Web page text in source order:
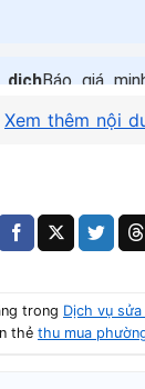
Báo giá
ép giá.
kỹ thuật viên liên
Xem thêm nội
trong Dịch vụ
thẻ thu mua